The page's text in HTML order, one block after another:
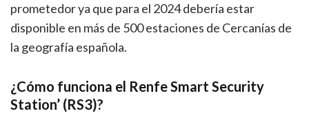
prometedor ya que para el 2024 debería estar
disponible en más de 500 estaciones de Cercanías de
la geografía española.
¿Cómo funciona el Renfe Smart Security
Station’ (RS3)?